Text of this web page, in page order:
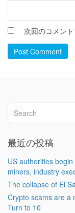
次回のコメン
Post Comment
最近の投稿
US authorities
miners, industry
The collapse of El
Crypto scams are a
Turn to 10